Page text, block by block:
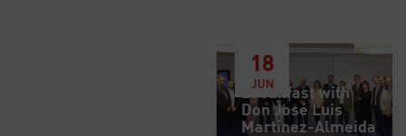
18
JUN
Breakfast with
Don José Luis
Martínez-Almeida